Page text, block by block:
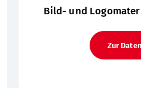
Bild- und
Zur